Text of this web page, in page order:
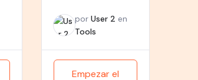
porUser 2 en
Tools
Empezar el